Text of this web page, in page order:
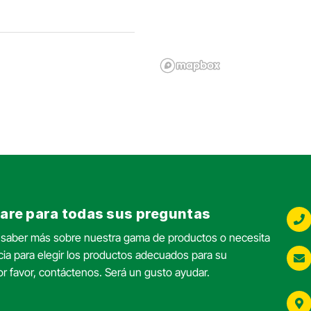
para todas sus preguntas
más sobre nuestra gama de productos o necesita
para elegir los productos adecuados para su
favor, contáctenos. Será un gusto ayudar.